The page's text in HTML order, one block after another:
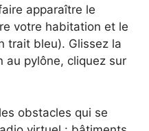
apparaître le
votre habitation et le
trait bleu). Glissez la
au pylône, cliquez sur
obstacles qui se